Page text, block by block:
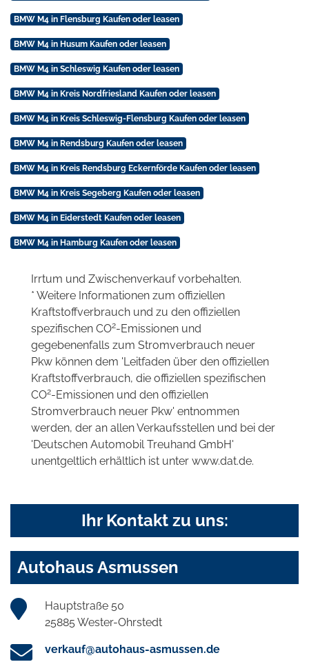
BMW M4 in Flensburg Kaufen oder leasen
BMW M4 in Husum Kaufen oder leasen
BMW M4 in Schleswig Kaufen oder leasen
BMW M4 in Kreis Nordfriesland Kaufen oder leasen
BMW M4 in Kreis Schleswig-Flensburg Kaufen oder leasen
BMW M4 in Rendsburg Kaufen oder leasen
BMW M4 in Kreis Rendsburg Eckernförde Kaufen oder leasen
BMW M4 in Kreis Segeberg Kaufen oder leasen
BMW M4 in Eiderstedt Kaufen oder leasen
BMW M4 in Hamburg Kaufen oder leasen
Irrtum und Zwischenverkauf vorbehalten.
* Weitere Informationen zum offiziellen
Kraftstoffverbrauch und zu den offiziellen
spezifischen CO2-Emissionen und
gegebenenfalls zum Stromverbrauch neuer
Pkw können dem 'Leitfaden über den offiziellen
Kraftstoffverbrauch, die offiziellen spezifischen
CO2-Emissionen und den offiziellen
Stromverbrauch neuer Pkw' entnommen
werden, der an allen Verkaufsstellen und bei der
'Deutschen Automobil Treuhand GmbH'
unentgeltlich erhältlich ist unter www.dat.de.
Ihr Kontakt zu uns:
Autohaus Asmussen
Hauptstraße 50
25885 Wester-Ohrstedt
verkauf@autohaus-asmussen.de